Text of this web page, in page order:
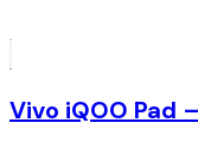
Vivo iQOO Pad